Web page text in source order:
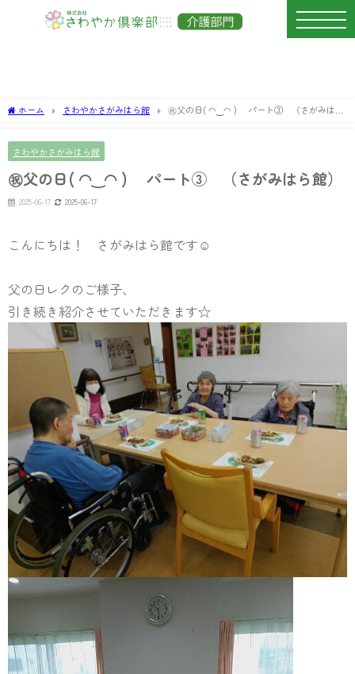
ホーム さわやかさがみはら館
㊗父の日( ◠‿◠ ) パート③ （さがみはら
さわやかさがみはら館
㊗父の日( ◠‿◠ ) パート③ （さがみはら館）
2025-06-17 2025-06-17
こんにちは！ さがみはら館です☺
父の日レクのご様子、
引き続き紹介させていただきます☆